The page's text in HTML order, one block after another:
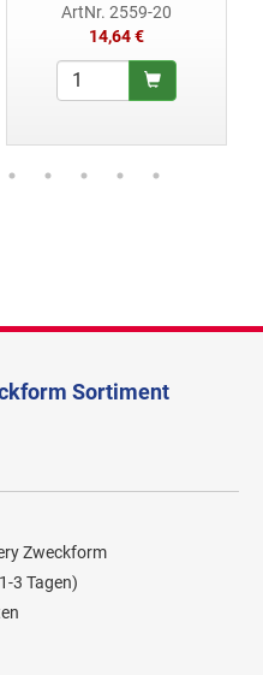
ArtNr. 2559-20
14,64 €
Sortiment
Zweckform
3 Tagen)